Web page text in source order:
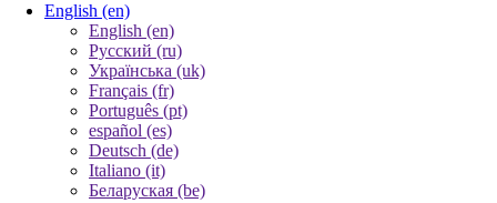
English (en)
English (en)
Русский (ru)
Українська (uk)
Français (fr)
Português (pt)
español (es)
Deutsch (de)
Italiano (it)
Беларуская (be)